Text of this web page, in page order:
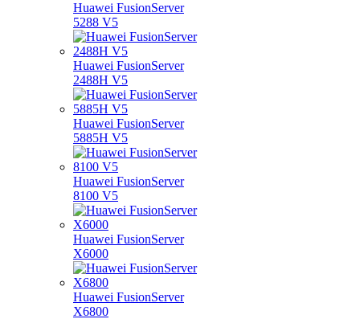
Huawei FusionServer
5288 V5
Huawei FusionServer
2488H V5
Huawei FusionServer
5885H V5
Huawei FusionServer
8100 V5
Huawei FusionServer
X6000
Huawei FusionServer
X6800